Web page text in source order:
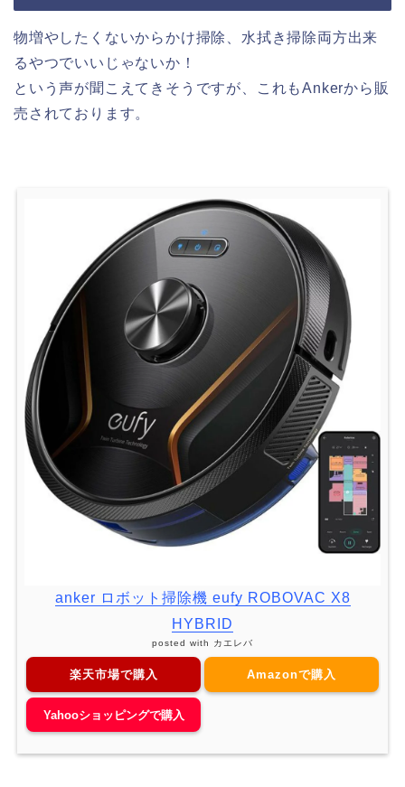
物増やしたくないからかけ掃除、水拭き掃除両方出来
るやつでいいじゃないか！
という声が聞こえてきそうですが、これもAnkerから販
売されております。
anker ロボット掃除機 eufy ROBOVAC X8
HYBRID
posted with カエレバ
楽天市場で購入 Amazonで購入
Yahooショッピングで購入